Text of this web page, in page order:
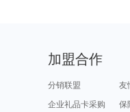
加盟合作
分销联盟
友
企业礼品卡采购
保